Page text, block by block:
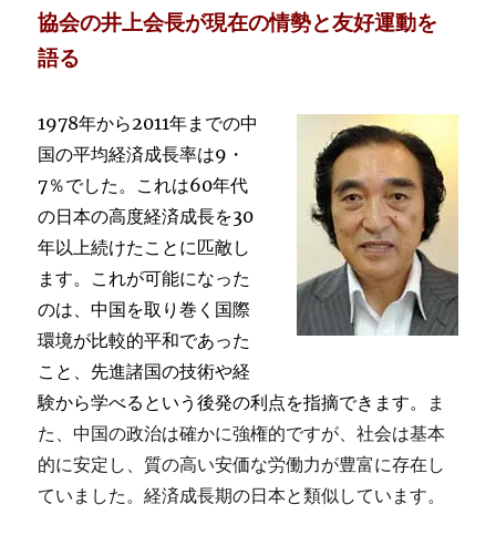
協会の井上会長が現在の情勢と友好運動を
語る
1978年から2011年までの中
国の平均経済成長率は9・
7％でした。これは60年代
の日本の高度経済成長を30
年以上続けたことに匹敵し
ます。これが可能になった
のは、中国を取り巻く国際
環境が比較的平和であった
こと、先進諸国の技術や経
験から学べるという後発の利点を指摘できます。
ま
た、中国の政治は確かに強権的ですが、社会は基本
的に安定し、質の高い安価な労働力が豊富に存在し
ていました。経済成長期の日本と類似しています。